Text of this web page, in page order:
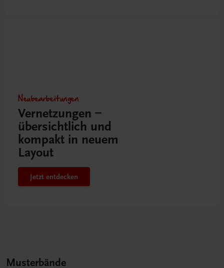
Neubearbeitungen
Vernetzungen –
übersichtlich und
kompakt in neuem
Layout
Jetzt entdecken
Musterbände